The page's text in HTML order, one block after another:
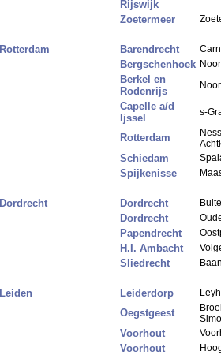
Rijswijk
Zoetermeer
Rotterdam Barendrecht
Bergschenhoek
Berkel en
Rodenrijs
Capelle a/d
Ijssel
s-
Rotterdam
Schiedam
Spijkenisse
Dordrecht Dordrecht
Dordrecht
Papendrecht
H.I. Ambacht
Sliedrecht
Leiden Leiderdorp
Oegstgeest
Voorhout
Voorhout